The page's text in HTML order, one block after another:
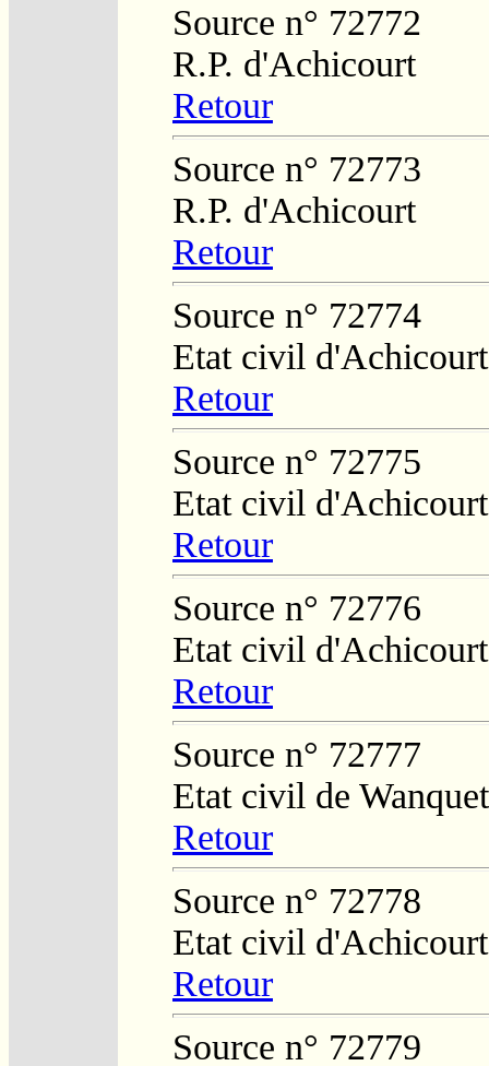
Source n° 72772
R.P. d'Achicourt
Retour
Source n° 72773
R.P. d'Achicourt
Retour
Source n° 72774
Etat civil d'Achicourt
Retour
Source n° 72775
Etat civil d'Achicourt
Retour
Source n° 72776
Etat civil d'Achicourt
Retour
Source n° 72777
Etat civil de
Retour
Source n° 72778
Etat civil d'Achicourt
Retour
Source n° 72779